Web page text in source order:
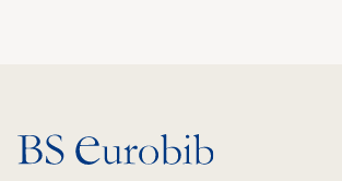
Gå til hovedsiden